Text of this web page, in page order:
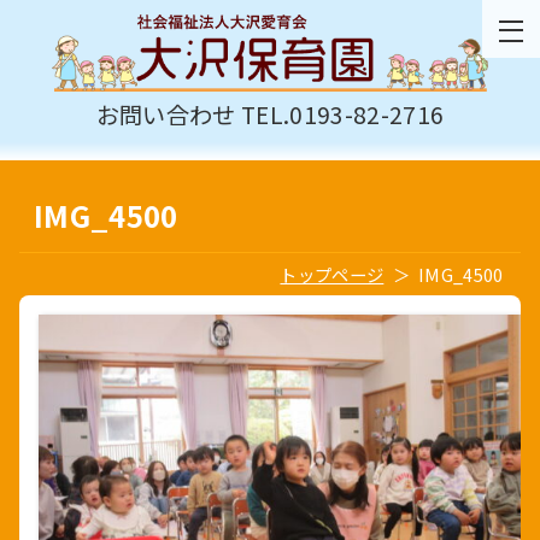
お問い合わせ TEL.0193-82-2716
IMG_4500
トップページ IMG_4500